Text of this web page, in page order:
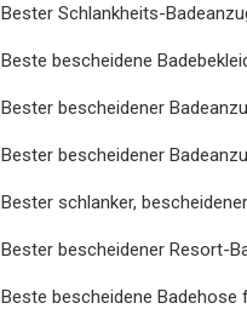
Bester Schlankheits-
Beste bescheidene
Bester bescheidener
Bester bescheidener
Bester schlanker,
Bester bescheidener Resort-
Beste bescheidene